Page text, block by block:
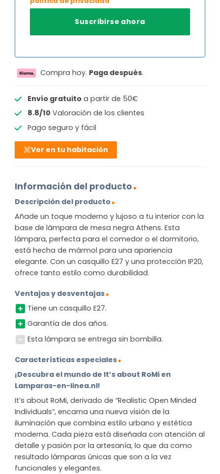
Compra hoy. Paga después.
Envío gratuitoa partir de 50€
8.8/10 Valoración de los clientes
Pago seguro y fácil
Ver en tu habitación
Información del producto
Descripción del producto
Añade un toque moderno y lujoso a tu interior con la
base de lámpara de mesa negra Athens. Esta
lámpara, perfecta para el comedor o el dormitorio,
está hecha de mármol para una apariencia
elegante. Con un casquillo E27 y una protección IP20,
ofrece tanto estilo como durabilidad.
Ventajas y desventajas
Tiene un casquillo E27.
Garantía de dos años.
Esta lámpara se entrega sin bombilla.
Características especiales
¡Descubra el mundo de It’s about RoMi en
Lamparas-en-linea.nl!
It’s about RoMi, derivado de “Realistic Open Minded
Individuals”, encarna una nueva visión de la
iluminación que combina estilo urbano y estética
moderna. Cada pieza está diseñada con atención al
detalle y pasión por la artesanía, lo que da como
resultado lámparas únicas que son a la vez
funcionales y elegantes.